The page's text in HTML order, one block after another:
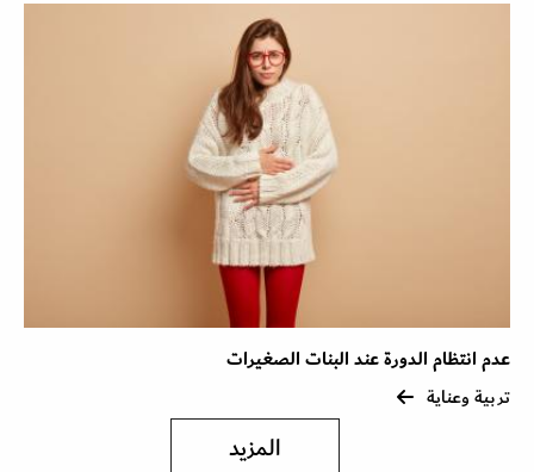
عدم انتظام الدورة عند البنات الصغيرات
تربية وعناية
المزيد